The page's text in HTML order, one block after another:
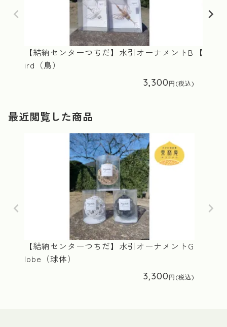
【結納センターつちだ】水引オーナメントB
ird（鳥）
3,300
【結
最近閲覧した商品
【結納センターつちだ】水引オーナメントG
lobe（球体）
3,300